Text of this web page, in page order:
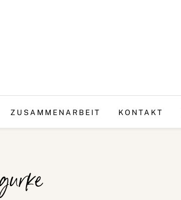
ZUSAMMENARBEIT KONTAKT
gurke